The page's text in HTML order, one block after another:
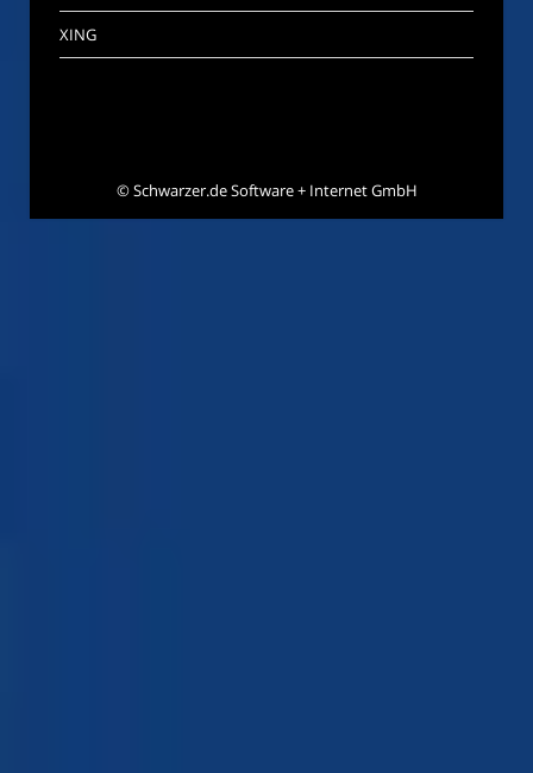
XING
©Schwarzer.de Software + Internet GmbH